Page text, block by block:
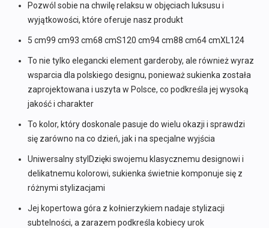
Pozwól sobie na chwilę relaksu w objęciach luksusu i
wyjątkowości, które oferuje nasz produkt
5 cm99 cm93 cm68 cmS120 cm94 cm88 cm64 cmXL124
To nie tylko elegancki element garderoby, ale również wyraz
wsparcia dla polskiego designu, ponieważ sukienka została
zaprojektowana i uszyta w Polsce, co podkreśla jej wysoką
jakość i charakter
To kolor, który doskonale pasuje do wielu okazji i sprawdzi
się zarówno na co dzień, jak i na specjalne wyjścia
Uniwersalny stylDzięki swojemu klasycznemu designowi i
delikatnemu kolorowi, sukienka świetnie komponuje się z
różnymi stylizacjami
Jej kopertowa góra z kołnierzykiem nadaje stylizacji
subtelności, a zarazem podkreśla kobiecy urok